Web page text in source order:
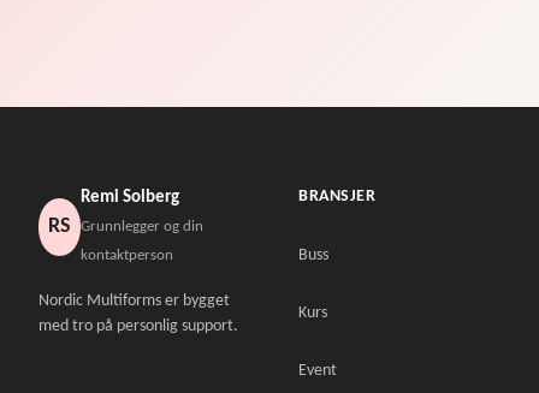
RS
Remi Solberg
Grunnlegger og din
kontaktperson
Nordic Multiforms er bygget
med tro på personlig support.
BRANSJER
Buss
Kurs
Event